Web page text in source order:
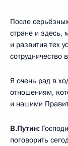
После
стране и здесь,
и развития тех
сотрудничество
Я очень рад в
отношениям,
и нашими
В.Путин:
поговорить